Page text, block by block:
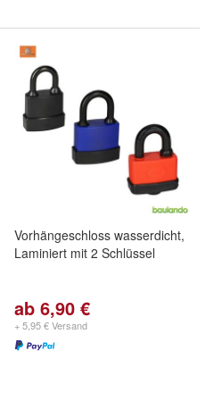
Vorhängeschloss wasserdicht,
Laminiert mit 2 Schlüssel
ab 6,90 €
+ 5,95 € Versand